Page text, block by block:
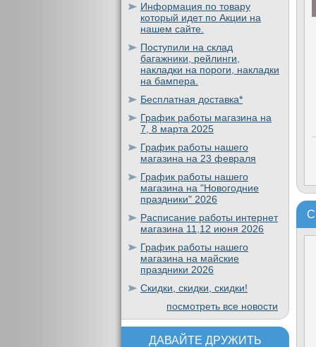
Информация по товару
который идет по Акции на
нашем сайте.
Поступили на склад
багажники, рейлинги,
накладки на пороги, накладки
на бампера.
Бесплатная доставка*
График работы магазина на
7, 8 марта 2025
График работы нашего
магазина на 23 февраля
График работы нашего
магазина на "Новогодние
праздники" 2026
Расписание работы интернет
магазина 11,12 июня 2026
График работы нашего
магазина на майские
праздники 2026
Скидки, скидки, скидки!
посмотреть все новости
ДАВАЙТЕ ДРУЖИТЬ